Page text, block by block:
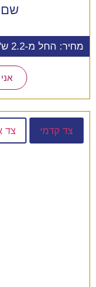
שם
מחיר: החל מ-2.2 ש"ח ליחי'
צד קדמי צד